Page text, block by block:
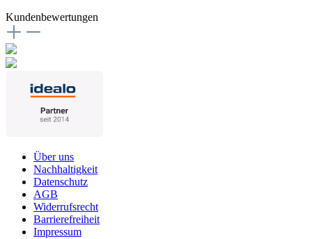
Kundenbewertungen
Über uns
Nachhaltigkeit
Datenschutz
AGB
Widerrufsrecht
Barrierefreiheit
Impressum